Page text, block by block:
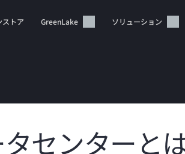
ストア GreenLake ソリューション
センターと